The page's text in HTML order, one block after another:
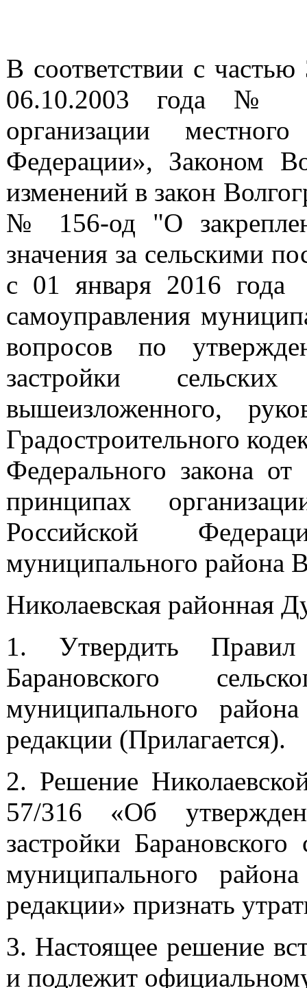
В соответствии с
06.10.2003 года №
организации
Федерации», Законом
изменений в закон
№ 156-од "О
значения за сельскими
с 01 января 2016 года
самоуправления
вопросов по
застройки
вышеизложенного,
Градостроительного
Федерального закона
принципах
Российской
муниципального района
Николаевская районная
1.
Утвердить
Барановского
муниципального
редакции (Прилагается).
2. Решение
57/316 «Об
застройки Барановского
муниципального
редакции» признать
3. Настоящее решение
и подлежит